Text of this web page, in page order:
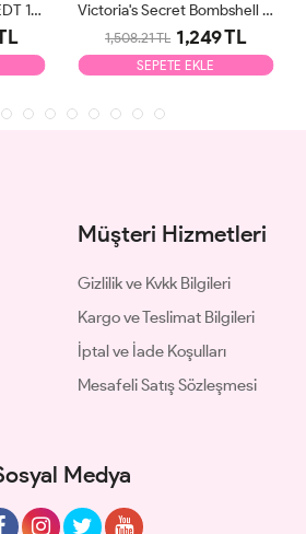
Dior Hypnotic Poison EDT 100ml Kadın Parfüm Tester Victoria's Secret Bombshell EDP 100ml Kadın Parfüm Tester
1,508.21 TL 1,249 TL
SEPETE EKLE
Müşteri Hizmetleri
Gizlilik ve Kvkk Bilgileri
Kargo ve Teslimat Bilgileri
İptal ve İade Koşulları
Mesafeli Satış Sözleşmesi
Medya